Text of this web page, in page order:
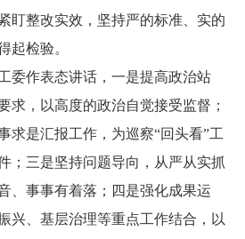
盯整改实效，坚持严的标准、实的
起检验。
委作表态讲话 ， 一是提高政治站
求，以高度的政治自觉接受监督；
求是汇报工作，为巡察“回头看”工
；三是坚持问题导向，从严从实抓
、事事有着落；四是强化成果运
兴、基层治理等重点工作结合，以